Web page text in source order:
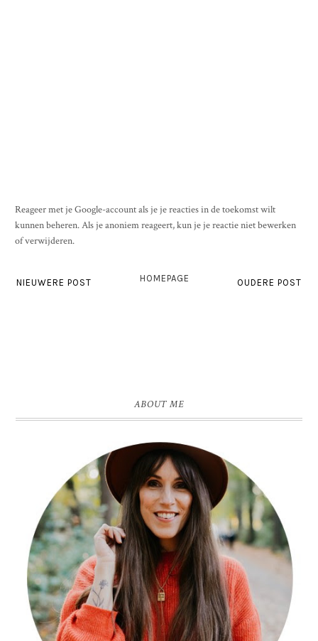
Reageer met je Google-account als je je reacties in de toekomst wilt
kunnen beheren. Als je anoniem reageert, kun je je reactie niet bewerken
of verwijderen.
NIEUWERE POST OUDERE POST
HOMEPAGE
ABOUT ME